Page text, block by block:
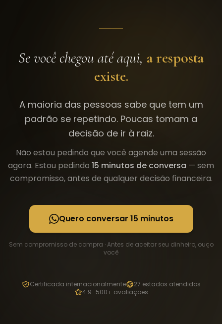
Se você chegou até aqui, a resposta
existe.
A maioria das pessoas sabe que tem um
padrão se repetindo. Poucas tomam a
decisão de ir à raiz.
Não estou pedindo que você agende uma sessão
agora. Estou pedindo 15 minutos de conversa — sem
compromisso, antes de qualquer decisão financeira.
Quero conversar 15 minutos
Sem compromisso de compra · Antes de aceitar seu dinheiro, ouço
você
Certificada internacionalmente
27 estados atendidos
4.9 · 500+ avaliações